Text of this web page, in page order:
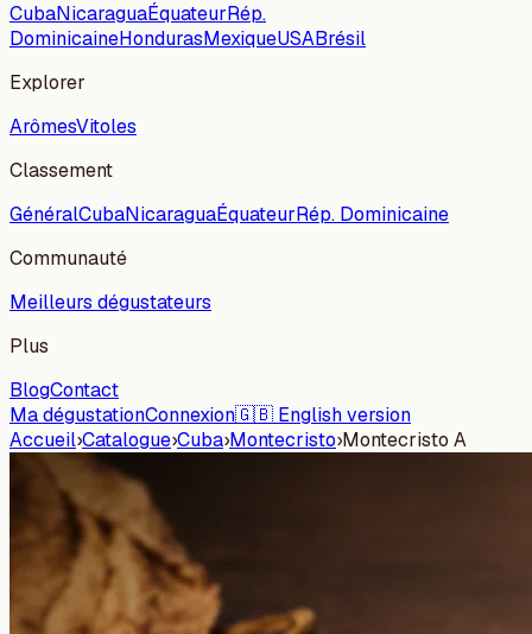
CubaNicaraguaÉquateurRép.
DominicaineHondurasMexiqueUSABrésil
Explorer
ArômesVitoles
Classement
GénéralCubaNicaraguaÉquateurRép. Dominicaine
Communauté
Meilleurs dégustateurs
Plus
BlogContact
Ma dégustationConnexion🇬🇧 English version
Accueil›Catalogue›Cuba›Montecristo›Montecristo A